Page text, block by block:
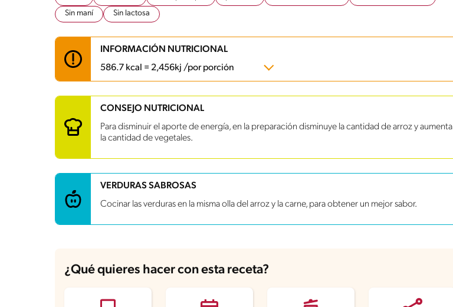
Sin maní
Sin lactosa
INFORMACIÓN NUTRICIONAL
586.7 kcal = 2,456kj /por porción
Carbohidratos 87.9 g
Grasas 13.1 g
Fibra 5.2 g
Sodio 575.1 mg
Azúcares 3.5 g
CONSEJO NUTRICIONAL
Para disminuir el aporte de energía, en la preparación disminuye la cantidad de arroz y aumenta
la cantidad de vegetales.
VERDURAS SABROSAS
Cocinar las verduras en la misma olla del arroz y la carne, para obtener un mejor sabor.
¿Qué quieres hacer con esta receta?